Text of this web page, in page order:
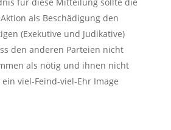
als Beschädigung den
(Exekutive und Judikative)
den anderen Parteien nicht
als nötig und ihnen nicht
viel-Feind-viel-Ehr Image